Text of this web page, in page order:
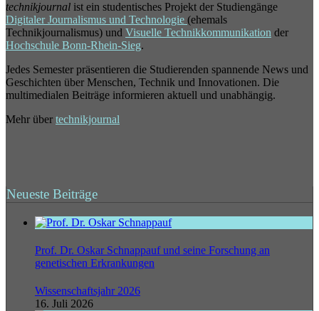
technikjournal ist ein studentisches Projekt der Studiengänge
Digitaler Journalismus und Technologie (ehemals
Technikjournalismus) und Visuelle Technikkommunikation der
Hochschule Bonn-Rhein-Sieg.
Jedes Semester präsentieren die Studierenden spannende News und
Geschichten über Menschen, Technik und Innovationen. Die
multimedialen Beiträge informieren aktuell und unabhängig.
Mehr über technikjournal
Neueste Beiträge
Prof. Dr. Oskar Schnappauf und seine Forschung an
genetischen Erkrankungen
Wissenschaftsjahr 2026
16. Juli 2026